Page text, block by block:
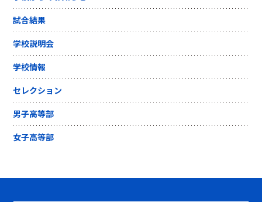
試合結果
学校説明会
学校情報
セレクション
男子高等部
女子高等部